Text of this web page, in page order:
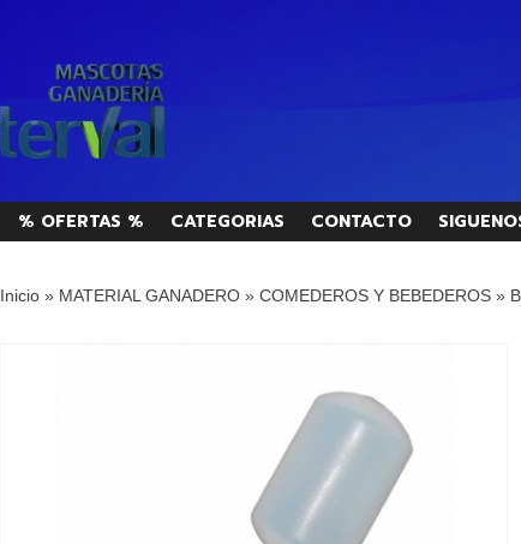
% OFERTAS % CATEGORIAS CONTACTO
Inicio» MATERIAL GANADERO» COMEDEROS Y BEBEDEROS»